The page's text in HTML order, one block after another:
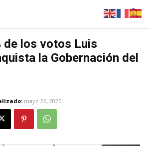
de los votos Luis
la Gobernación del
mayo 26, 2025